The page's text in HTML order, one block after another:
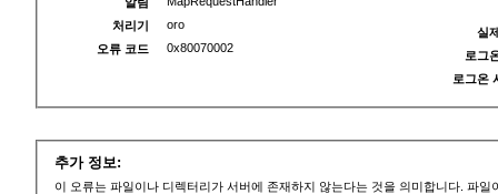
처리기
oro
오류 코드
0x80070002
실
로그
로그온
추가 정보:
이 오류는 파일이나 디렉터리가 서버에 존재하지 않는다는 것을 의미합니다. 파